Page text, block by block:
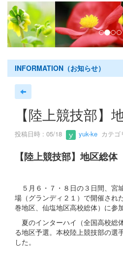
p
r
e
v
i
o
u
INFORMATION（お知らせ）
【陸上競技部】
投稿日時 : 05/18 yuk-ke カテゴ
【陸上競技部】地区総
５月６・７・８日の３日間、宮
場（グランディ２１）で開催され
巻地区、仙塩地区高校総体）に参
夏のインターハイ（全国高校総
る地区予選。本校陸上競技部の選
した。